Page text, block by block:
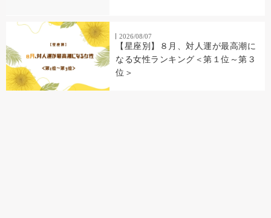
2026/08/07
【星座別】８月、対人運が最高潮に
なる女性ランキング＜第１位～第３
位＞